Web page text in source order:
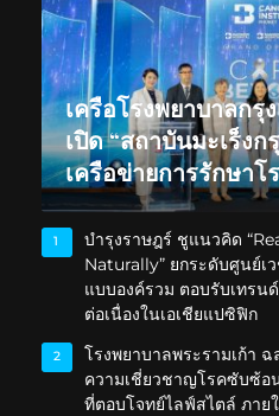
เครือโรงพยาบาลกรุ
เปิด “สถาบันมะเร็งก
เครือข่ายการรักษาโ
1
บำรุงราษฎร์ ชูแนวคิด
Naturally” ยกระดับศูนย์
แบบองค์รวม ตอบรับเทรน
ต่อเนื่องในเอเชียแปซิฟิก
2
โรงพยาบาลพระรามเก้า
ความเชี่ยวชาญโรคซับซ้อ
ที่ตอบโจทย์ไลฟ์สไตล์ ภาย